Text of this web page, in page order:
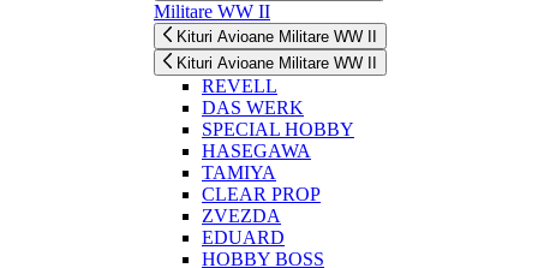
Militare WW II
Kituri Avioane Militare WW II
Kituri Avioane Militare WW II
REVELL
DAS WERK
SPECIAL HOBBY
HASEGAWA
TAMIYA
CLEAR PROP
ZVEZDA
EDUARD
HOBBY BOSS